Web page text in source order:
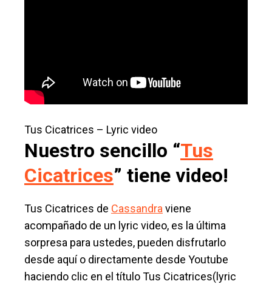
Tus Cicatrices – Lyric video
Nuestro sencillo “Tus
Cicatrices” tiene video!
Tus Cicatrices de Cassandraviene
acompañado de un lyric video, es la última
sorpresa para ustedes, pueden disfrutarlo
desde aquí o directamente desde Youtube
haciendo clic en el título Tus Cicatrices(lyric